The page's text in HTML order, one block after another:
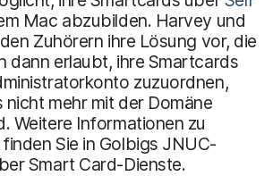
Mac abzubilden. Harvey und
Zuhörern ihre Lösung vor, die
dann erlaubt, ihre Smartcards
zuzuordnen,
mehr mit der Domäne
Weitere Informationen zu
Sie in Golbigs JNUC-
Smart Card-Dienste.